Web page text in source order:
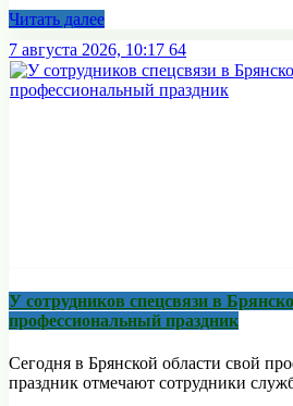
Читать далее
7 августа 2026, 10:17 64
У сотрудников спецсвязи в
профессиональный праздник
Сегодня в Брянской области свой
праздник отмечают сотрудники